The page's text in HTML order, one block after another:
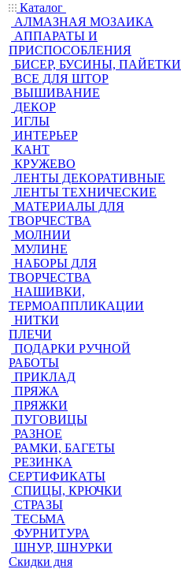
Каталог
АЛМАЗНАЯ МОЗАИКА
АППАРАТЫ И
ПРИСПОСОБЛЕНИЯ
БИСЕР, БУСИНЫ, ПАЙЕТКИ
ВСЕ ДЛЯ ШТОР
ВЫШИВАНИЕ
ДЕКОР
ИГЛЫ
ИНТЕРЬЕР
КАНТ
КРУЖЕВО
ЛЕНТЫ ДЕКОРАТИВНЫЕ
ЛЕНТЫ ТЕХНИЧЕСКИЕ
МАТЕРИАЛЫ ДЛЯ
ТВОРЧЕСТВА
МОЛНИИ
МУЛИНЕ
НАБОРЫ ДЛЯ
ТВОРЧЕСТВА
НАШИВКИ,
ТЕРМОАППЛИКАЦИИ
НИТКИ
ПЛЕЧИ
ПОДАРКИ РУЧНОЙ
РАБОТЫ
ПРИКЛАД
ПРЯЖА
ПРЯЖКИ
ПУГОВИЦЫ
РАЗНОЕ
РАМКИ, БАГЕТЫ
РЕЗИНКА
СЕРТИФИКАТЫ
СПИЦЫ, КРЮЧКИ
СТРАЗЫ
ТЕСЬМА
ФУРНИТУРА
ШНУР, ШНУРКИ
Скидки дня